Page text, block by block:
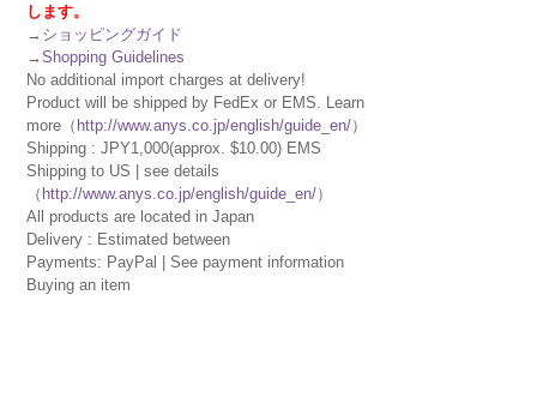
します。
→ ショッピングガイド
→Shopping Guidelines
No additional import charges at delivery!
Product will be shipped by FedEx or EMS. Learn
more（ http://www.anys.co.jp/english/guide_en/）
Shipping : JPY1,000(approx. $10.00) EMS
Shipping to US | see details
（ http://www.anys.co.jp/english/guide_en/）
All products are located in Japan
Delivery : Estimated between
Payments: PayPal | See payment information
Buying an item